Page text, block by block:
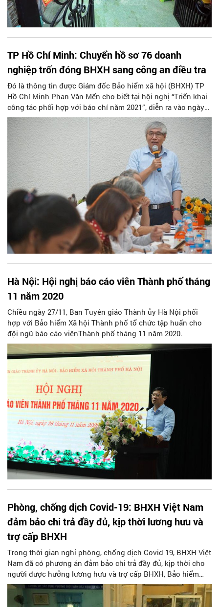
TP Hồ Chí Minh: Chuyển hồ sơ 76 doanh
nghiệp trốn đóng BHXH sang công an điều tra
Đó là thông tin được Giám đốc Bảo hiểm xã hội (BHXH) TP
Hồ Chí Minh Phan Văn Mến cho biết tại hội nghị “Triển khai
công tác phối hợp với báo chí năm 2021”, diễn ra vào ngày
21/1.
Hà Nội: Hội nghị báo cáo viên Thành phố tháng
11 năm 2020
Chiều ngày 27/11, Ban Tuyên giáo Thành ủy Hà Nội phối
hợp với Bảo hiểm Xã hội Thành phố tổ chức tập huấn cho
đội ngũ báo cáo viênThành phố tháng 11 năm 2020.
Phòng, chống dịch Covid-19: BHXH Việt Nam
đảm bảo chi trả đầy đủ, kịp thời lương hưu và
trợ cấp BHXH
Trong thời gian nghỉ phòng, chống dịch Covid 19, BHXH Việt
Nam đã có phương án đảm bảo chi trả đầy đủ, kịp thời cho
người được hưởng lương hưu và trợ cấp BHXH, Bảo hiểm
thất nghiệp.